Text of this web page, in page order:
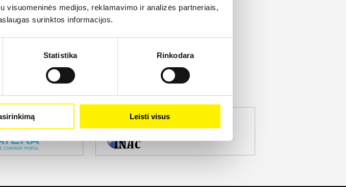
visuomeninės medijos, reklamavimo ir analizės partneriais,
surinktos informacijos.
Statistika Rinkodara
Leisti visus
Projekto partneris